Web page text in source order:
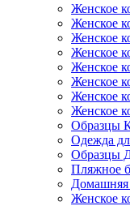
Женское
Женское
Женское
Женское
Женское
Женское
Женское
Женское
Образцы
Одежда
Образцы
Пляжное
Домашняя
Женское